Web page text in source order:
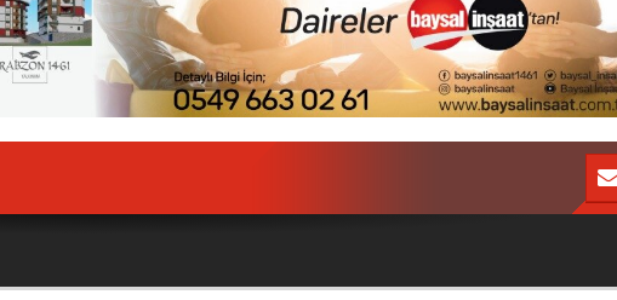
Süper Lig'de bir